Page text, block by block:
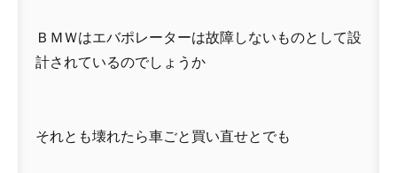
ＢＭＷはエバポレーターは故障しないものとして設
計されているのでしょうか
それとも壊れたら車ごと買い直せとでも